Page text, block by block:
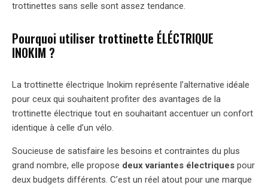
trottinettes sans selle sont assez tendance.
Pourquoi utiliser trottinette ÉLÉCTRIQUE
INOKIM ?
La trottinette électrique Inokim représente l’alternative idéale
pour ceux qui souhaitent profiter des avantages de la
trottinette électrique tout en souhaitant accentuer un confort
identique à celle d’un vélo.
Soucieuse de satisfaire les besoins et contraintes du plus
grand nombre, elle propose deux variantes électriques pour
deux budgets différents. C’est un réel atout pour une marque